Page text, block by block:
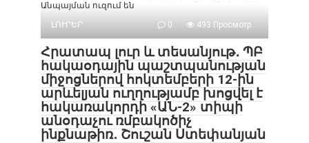
Անպայման ուզում են
ԼՈՒՐԵՐ
0 493 Просмотр
Հրատապ լուր և տեսանյութ․ ՊԲ
հակաօդային պաշտպանության
միջոցներով հոկտեմբերի 12-ին
արևելյան ուղղությամբ խոցվել է
հակառակորդի «ԱՆ-2» տիպի
անօդաչու ռմբակոծիչ
ինքնաթիռ․ Շուշան Ստեփանյան